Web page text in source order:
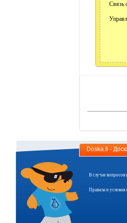
Связь
Doska.fi -
В случае вопросов
Правила и условия